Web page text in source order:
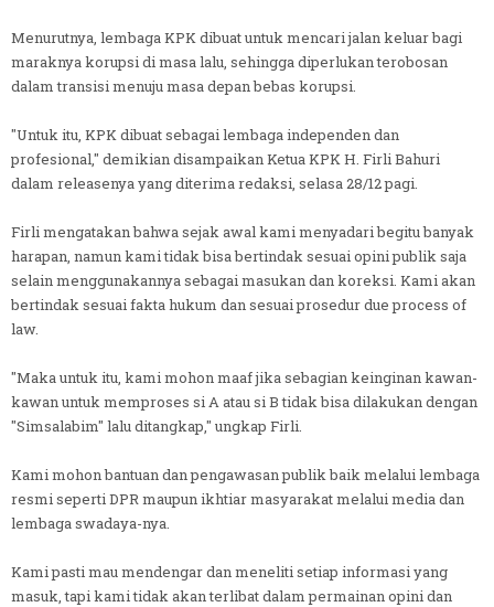
Menurutnya, lembaga KPK dibuat untuk mencari jalan keluar bagi
maraknya korupsi di masa lalu, sehingga diperlukan terobosan
dalam transisi menuju masa depan bebas korupsi.
"Untuk itu, KPK dibuat sebagai lembaga independen dan
profesional," demikian disampaikan Ketua KPK H. Firli Bahuri
dalam releasenya yang diterima redaksi, selasa 28/12 pagi.
Firli mengatakan bahwa sejak awal kami menyadari begitu banyak
harapan, namun kami tidak bisa bertindak sesuai opini publik saja
selain menggunakannya sebagai masukan dan koreksi. Kami akan
bertindak sesuai fakta hukum dan sesuai prosedur due process of
law.
"Maka untuk itu, kami mohon maaf jika sebagian keinginan kawan-
kawan untuk memproses si A atau si B tidak bisa dilakukan dengan
"Simsalabim" lalu ditangkap," ungkap Firli.
Kami mohon bantuan dan pengawasan publik baik melalui lembaga
resmi seperti DPR maupun ikhtiar masyarakat melalui media dan
lembaga swadaya-nya.
Kami pasti mau mendengar dan meneliti setiap informasi yang
masuk, tapi kami tidak akan terlibat dalam permainan opini dan